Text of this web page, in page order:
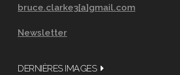
bruce.clarke3[a]gmail.com
Newsletter
DERNIÈRES IMAGES